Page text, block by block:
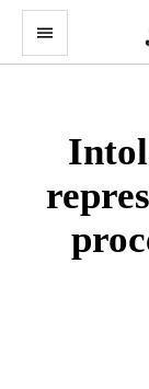
menu